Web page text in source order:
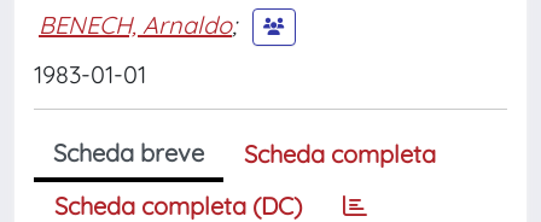
BENECH, Arnaldo;
1983-01-01
Scheda breve
Scheda completa
Scheda completa (DC)